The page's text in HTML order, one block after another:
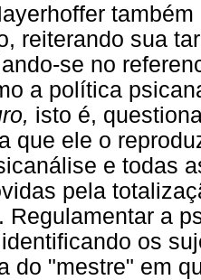
reiterando sua
se no
a política
isto é,
que ele o
e todas
pela
Regulamentar a
os
do "mestre" em